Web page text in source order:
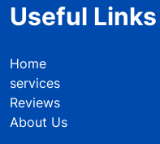
Useful Links
Home
services
Reviews
About Us